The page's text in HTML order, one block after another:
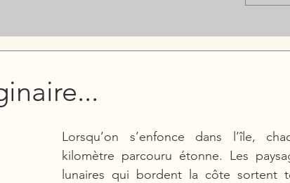
Lorsqu’on s’enfonce dans l’île,
kilomètre parcouru étonne. Les
lunaires qui bordent la côte sortent